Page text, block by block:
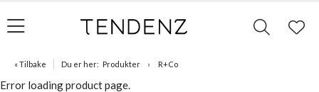
« Tilbake Du er her: Produkter R+Co
Error loading product page.